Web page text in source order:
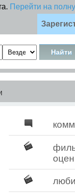
Перейти на